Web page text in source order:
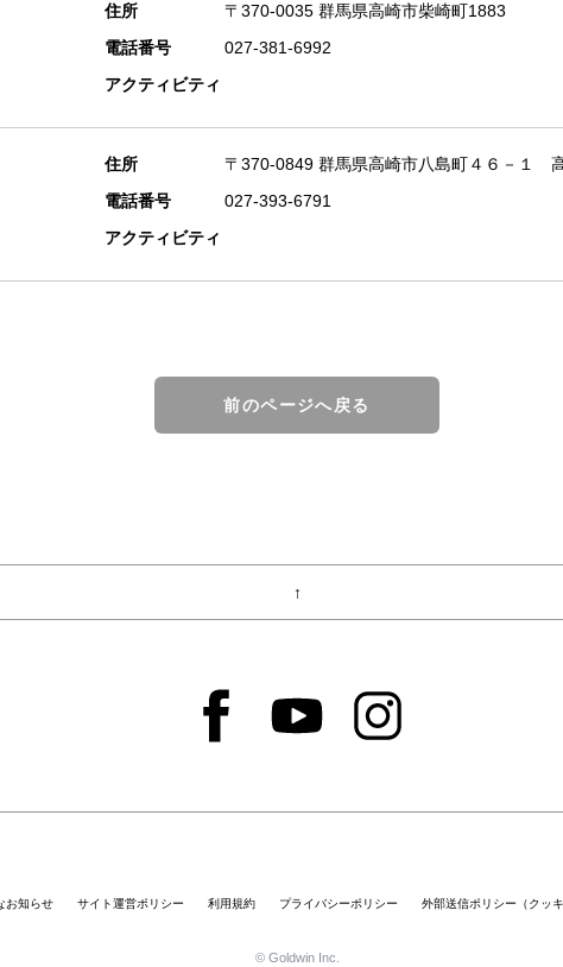
住所
〒370-0035 群馬県高崎市柴崎町1883
電話番号
027-381-6992
アクティビティ
住所
〒370-0849 群馬県高崎市八島町４６－１
電話番号
027-393-6791
アクティビティ
前のページへ戻る
↑
お知らせ サイト運営ポリシー 利用規約 プライバシーポリシー 外部送信ポリシー（クッキ
© Goldwin Inc.